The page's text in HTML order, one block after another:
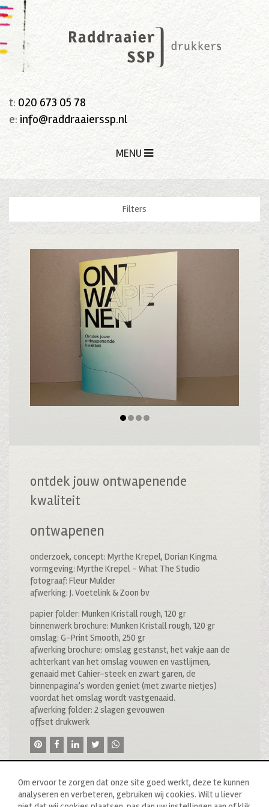
t: 020 673 05 78
e: info@raddraaierssp.nl
MENU
Filters
ontdek jouw ontwapenende
kwaliteit
ontwapenen
onderzoek, concept: Myrthe Krepel, Dorian Kingma
vormgeving: Myrthe Krepel – What The Studio
fotograaf: Fleur Mulder
afwerking: J. Voetelink & Zoon bv
papier folder: Munken Kristall rough, 120 gr
binnenwerk brochure: Munken Kristall rough, 120 gr
omslag: G-Print Smooth, 250 gr
afwerking brochure: omslag gestanst, het vakje aan de
achterkant van het omslag vouwen en vastlijmen,
genaaid met Cahier-steek en zwart garen, de
binnenpagina’s worden geniet (met zwarte nietjes)
voordat het omslag wordt vastgenaaid.
afwerking folder: 2 slagen gevouwen
offset drukwerk
Om ervoor te zorgen dat onze site goed werkt, deze te kunnen
analyseren en verbeteren, gebruiken wij cookies. Wilt u liever